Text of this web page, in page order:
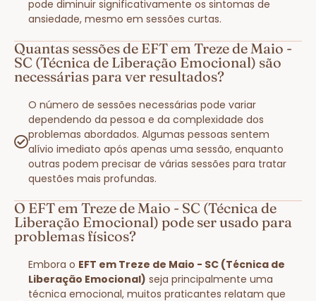
pode diminuir significativamente os sintomas de
ansiedade, mesmo em sessões curtas.
Quantas sessões de EFT em Treze de Maio -
SC (Técnica de Liberação Emocional) são
necessárias para ver resultados?
O número de sessões necessárias pode variar
dependendo da pessoa e da complexidade dos
problemas abordados. Algumas pessoas sentem
alívio imediato após apenas uma sessão, enquanto
outras podem precisar de várias sessões para tratar
questões mais profundas.
O EFT em Treze de Maio - SC (Técnica de
Liberação Emocional) pode ser usado para
problemas físicos?
Embora o EFT em Treze de Maio - SC (Técnica de
Liberação Emocional) seja principalmente uma
técnica emocional, muitos praticantes relatam que